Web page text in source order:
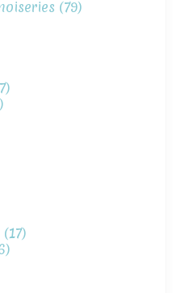
(79)
(17)